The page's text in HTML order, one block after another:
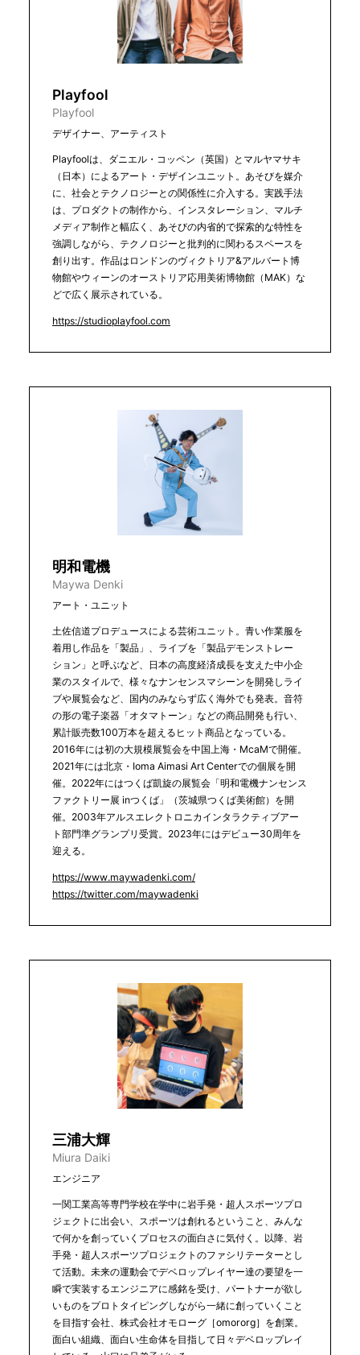
Playfool
Playfool
デザイナー、アーティスト
Playfoolは、ダニエル・コッペン（英国）とマルヤマサキ
（日本）によるアート・デザインユニット。あそびを媒介
に、社会とテクノロジーとの関係性に介入する。実践手法
は、プロダクトの制作から、インスタレーション、マルチ
メディア制作と幅広く、あそびの内省的で探索的な特性を
強調しながら、テクノロジーと批判的に関わるスペースを
創り出す。作品はロンドンのヴィクトリア&アルバート博
物館やウィーンのオーストリア応用美術博物館（MAK）な
どで広く展示されている。
https://studioplayfool.com
明和電機
Maywa Denki
アート・ユニット
土佐信道プロデュースによる芸術ユニット。青い作業服を
着用し作品を「製品」、ライブを「製品デモンストレー
ション」と呼ぶなど、日本の高度経済成長を支えた中小企
業のスタイルで、様々なナンセンスマシーンを開発しライ
ブや展覧会など、国内のみならず広く海外でも発表。音符
の形の電子楽器「オタマトーン」などの商品開発も行い、
累計販売数100万本を超えるヒット商品となっている。
2016年には初の大規模展覧会を中国上海・McaMで開催。
2021年には北京・Ioma Aimasi Art Centerでの個展を開
催。2022年にはつくば凱旋の展覧会「明和電機ナンセンス
ファクトリー展 inつくば」（茨城県つくば美術館）を開
催。2003年アルスエレクトロニカインタラクティブアー
ト部門準グランプリ受賞。2023年にはデビュー30周年を
迎える。
https://www.maywadenki.com/
https://twitter.com/maywadenki
三浦大輝
Miura Daiki
エンジニア
一関工業高等専門学校在学中に岩手発・超人スポーツプロ
ジェクトに出会い、スポーツは創れるということ、みんな
で何かを創っていくプロセスの面白さに気付く。以降、岩
手発・超人スポーツプロジェクトのファシリテーターとし
て活動。未来の運動会でデベロップレイヤー達の要望を一
瞬で実装するエンジニアに感銘を受け、パートナーが欲し
いものをプロトタイピングしながら一緒に創っていくこと
を目指す会社、株式会社オモローグ［omororg］を創業。
面白い組織、面白い生命体を目指して日々デベロップレイ